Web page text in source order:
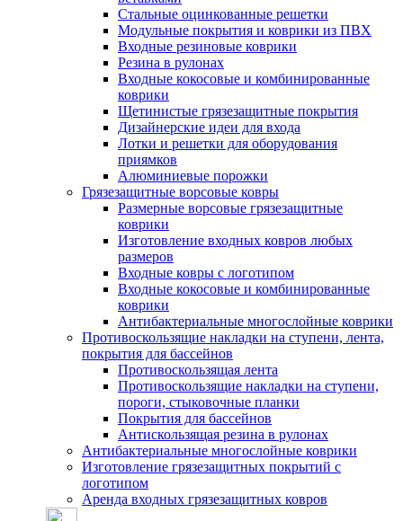
Стальные оцинкованные решетки
Модульные покрытия и коврики из ПВХ
Входные резиновые коврики
Резина в рулонах
Входные кокосовые и комбинированные
коврики
Щетинистые грязезащитные покрытия
Дизайнерские идеи для входа
Лотки и решетки для оборудования
приямков
Алюминиевые порожки
Грязезащитные ворсовые ковры
Размерные ворсовые грязезащитные
коврики
Изготовление входных ковров любых
размеров
Входные ковры с логотипом
Входные кокосовые и комбинированные
коврики
Антибактериальные многослойные коврики
Противоскользящие накладки на ступени, лента,
покрытия для бассейнов
Противоскользящая лента
Противоскользящие накладки на ступени,
пороги, стыковочные планки
Покрытия для бассейнов
Антискользящая резина в рулонах
Антибактериальные многослойные коврики
Изготовление грязезащитных покрытий с
логотипом
Аренда входных грязезащитных ковров